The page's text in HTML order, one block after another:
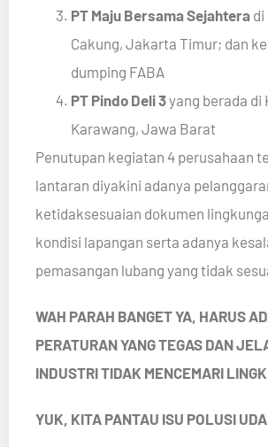
PT Maju Bersama Sejahtera di
Cakung, Jakarta Timur; dan
dumping FABA
PT Pindo Deli 3yang berada di
Karawang, Jawa Barat
Penutupan kegiatan 4 perusahaan
lantaran diyakini adanya
ketidaksesuaian dokumen
kondisi lapangan serta adanya
pemasangan lubang yang tidak
WAH PARAH BANGET YA, HARUS
PERATURAN YANG TEGAS DAN
INDUSTRI TIDAK MENCEMARI
YUK, KITA PANTAU ISU POLUSI